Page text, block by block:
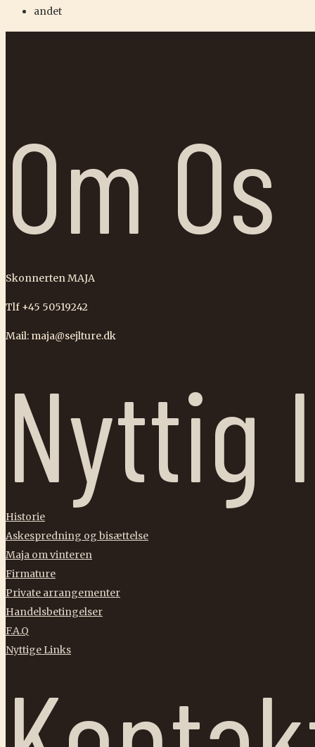
andet
Om Os
Skonnerten MAJA
Tlf +45 50519242
Mail: maja@sejlture.dk
Nyttig
Historie
Askespredning og bisættelse
Maja om vinteren
Firmature
Private arrangementer
Handelsbetingelser
F.A.Q
Nyttige Links